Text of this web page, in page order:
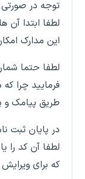
توجه در صورتی
لطفا ابتدا آن
این مدارک
لطفا حتما
فرمایید چرا
طریق پیامک و
در پایان ثبت
لطفا آن کد را
که برای